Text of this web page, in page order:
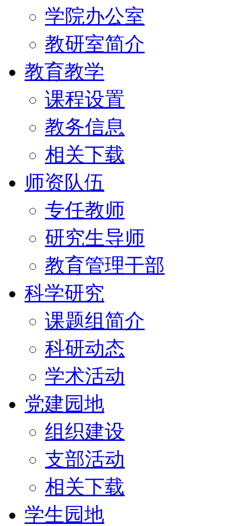
学院办公室
教研室简介
教育教学
课程设置
教务信息
相关下载
师资队伍
专任教师
研究生导师
教育管理干部
科学研究
课题组简介
科研动态
学术活动
党建园地
组织建设
支部活动
相关下载
学生园地